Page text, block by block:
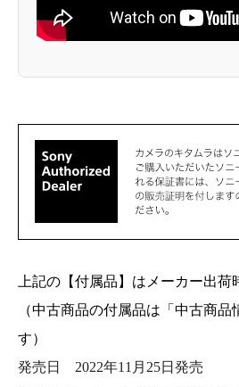
上記の【付属品】はメーカー出荷
（中古商品の付属品は「中古商品
す）
発売日
2022年11月25日発売